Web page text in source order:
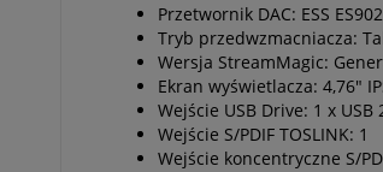
Przetwornik DAC: ESS
Tryb przedwzmacniacza:
Wersja StreamMagic:
Ekran wyświetlacza: 4,76"
Wejście USB Drive: 1 x USB
Wejście S/PDIF TOSLINK: 1
Wejście koncentryczne S/